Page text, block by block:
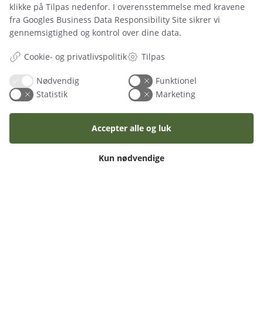
Information
Cookies
Levering
Pant
Her levere vi
Sitemap
klikke på Tilpas nedenfor. I overensstemmelse med kravene
fra Googles Business Data Responsibility Site sikrer vi
gennemsigtighed og kontrol over dine data.
Cookie- og privatlivspolitik Tilpas
Nødvendig
Funktionel
Statistik
Marketing
Kun nødvendige
Accepter alle og luk